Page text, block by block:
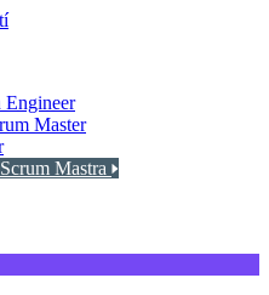
Engineer
Master
Mastra